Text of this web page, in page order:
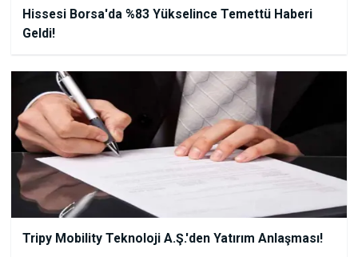
Hissesi Borsa'da %83 Yükselince Temettü Haberi
Geldi!
Tripy Mobility Teknoloji A.Ş.'den Yatırım Anlaşması!